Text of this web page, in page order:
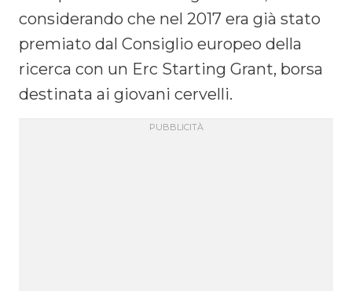
considerando che nel 2017 era già stato
premiato dal Consiglio europeo della
ricerca con un Erc Starting Grant, borsa
destinata ai giovani cervelli.